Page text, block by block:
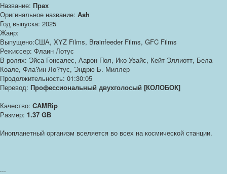
Название: Прах
Оригинальное название: Ash
Год выпуска: 2025
Жанр:
Выпущено:США, XYZ Films, Brainfeeder Films, GFC Films
Режиссер: Флаин Лотус
В ролях: Эйса Гонсалес, Аарон Пол, Ико Увайс, Кейт Эллиотт, Бела
Коале, Фла?ин Ло?тус, Эндрю Б. Миллер
Продолжительность: 01:30:05
Перевод: Профессиональный двухголосый [КОЛОБОК]
Качество: CAMRip
Размер: 1.37 GB
Инопланетный организм вселяется во всех на космической станции.
...